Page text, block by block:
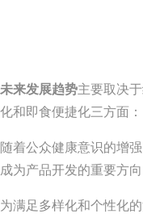
来发展趋势主要取决
和即食便捷化三方面：
随着公众健康意识的增
为产品开发的重要方
为满足多样化和个性化